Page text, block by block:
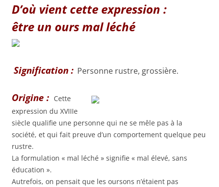
D’où vient cette expression :
être un ours mal léché
Signification : Personne rustre, grossière.
Origine : Cette
expression du XVIIIe
siècle qualifie une personne qui ne se mêle pas à la
société, et qui fait preuve d’un comportement quelque peu
rustre.
La formulation « mal léché » signifie « mal élevé, sans
éducation ».
Autrefois, on pensait que les oursons n’étaient pas